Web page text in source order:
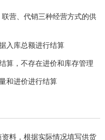
营、代销三种经营方式的供
入库总额进行结算
算，不存在进价和库存管理
和进价进行结算
料，根据实际情况填写供货